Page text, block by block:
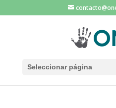
Seleccionar página